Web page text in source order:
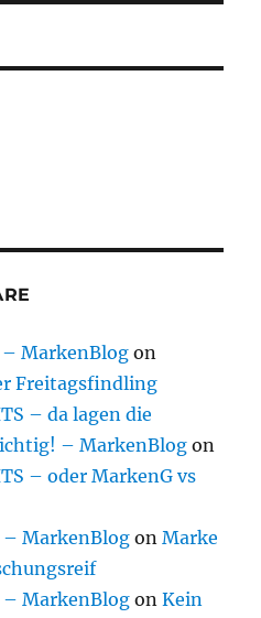
– MarkenBlog on
Freitagsfindling
– da lagen die
– MarkenBlog on
– oder MarkenG vs
– MarkenBlog onMarke
– MarkenBlog onKein